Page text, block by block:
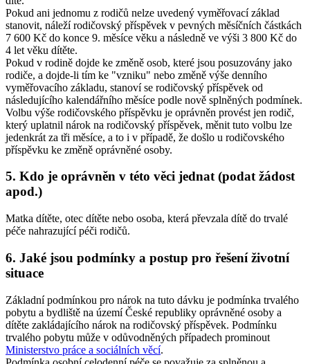
Pokud ani jednomu z rodičů nelze uvedený vyměřovací základ
stanovit, náleží rodičovský příspěvek v pevných měsíčních částkách
7 600 Kč do konce 9. měsíce věku a následně ve výši 3 800 Kč do
4 let věku dítěte.
Pokud v rodině dojde ke změně osob, které jsou posuzovány jako
rodiče, a dojde-li tím ke "vzniku" nebo změně výše denního
vyměřovacího základu, stanoví se rodičovský příspěvek od
následujícího kalendářního měsíce podle nově splněných podmínek.
Volbu výše rodičovského příspěvku je oprávněn provést jen rodič,
který uplatnil nárok na rodičovský příspěvek, měnit tuto volbu lze
jedenkrát za tři měsíce, a to i v případě, že došlo u rodičovského
příspěvku ke změně oprávněné osoby.
5. Kdo je oprávněn v této věci jednat (podat žádost
apod.)
Matka dítěte, otec dítěte nebo osoba, která převzala dítě do trvalé
péče nahrazující péči rodičů.
6. Jaké jsou podmínky a postup pro řešení životní
situace
Základní podmínkou pro nárok na tuto dávku je podmínka trvalého
pobytu a bydliště na území České republiky oprávněné osoby a
dítěte zakládajícího nárok na rodičovský příspěvek. Podmínku
trvalého pobytu může v odůvodněných případech prominout
Ministerstvo práce a sociálních věcí.